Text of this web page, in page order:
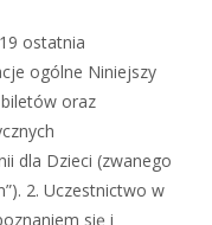
ostatnia
ogólne Niniejszy
oraz
dla Dzieci (zwanego
2. Uczestnictwo w
się i